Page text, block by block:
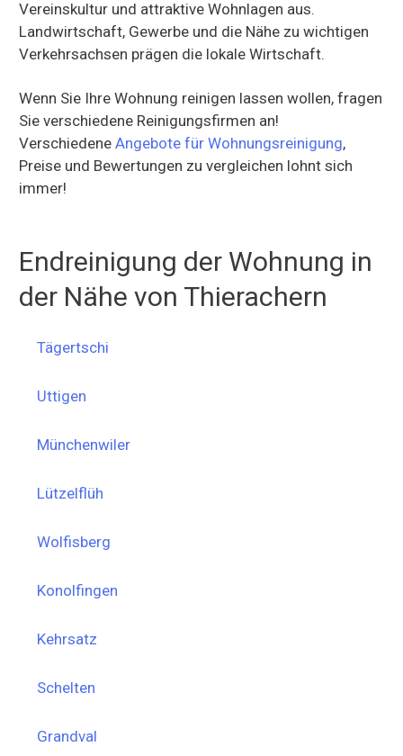
Vereinskultur und attraktive Wohnlagen aus.
Landwirtschaft, Gewerbe und die Nähe zu wichtigen
Verkehrsachsen prägen die lokale Wirtschaft.
Wenn Sie Ihre Wohnung reinigen lassen wollen, fragen
Sie verschiedene Reinigungsfirmen an!
Verschiedene Angebote für Wohnungsreinigung,
Preise und Bewertungen zu vergleichen lohnt sich
immer!
Endreinigung der Wohnung in
der Nähe von Thierachern
Tägertschi
Uttigen
Münchenwiler
Lützelflüh
Wolfisberg
Konolfingen
Kehrsatz
Schelten
Grandval